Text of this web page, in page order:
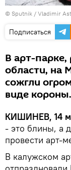
© Sputnik / Vladimir
Подписаться
В арт-
области, на
сожгли
виде короны.
КИШИНЕВ, 14
- это блины, а
провести арт-
В калужском